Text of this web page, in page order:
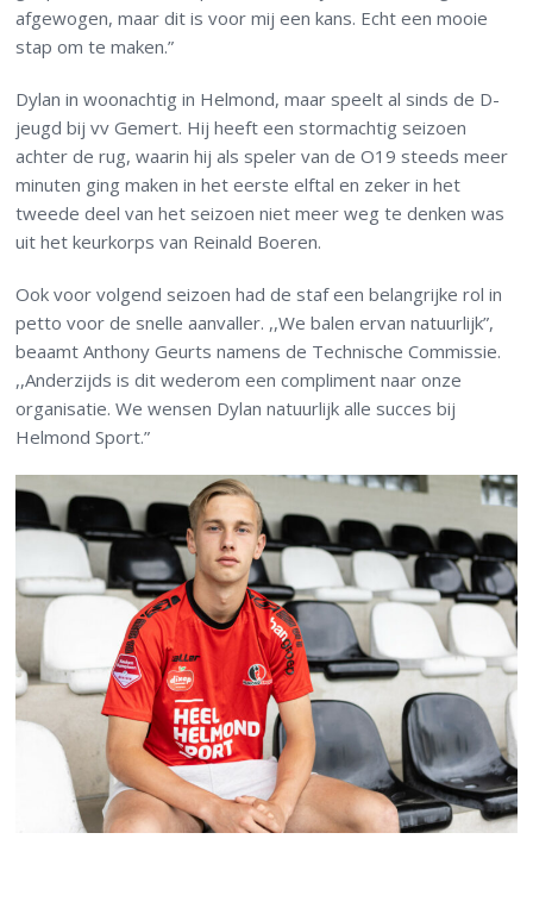
afgewogen, maar dit is voor mij een kans. Echt een mooie
stap om te maken.”
Dylan in woonachtig in Helmond, maar speelt al sinds de D-
jeugd bij vv Gemert. Hij heeft een stormachtig seizoen
achter de rug, waarin hij als speler van de O19 steeds meer
minuten ging maken in het eerste elftal en zeker in het
tweede deel van het seizoen niet meer weg te denken was
uit het keurkorps van Reinald Boeren.
Ook voor volgend seizoen had de staf een belangrijke rol in
petto voor de snelle aanvaller. ,,We balen ervan natuurlijk”,
beaamt Anthony Geurts namens de Technische Commissie.
,,Anderzijds is dit wederom een compliment naar onze
organisatie. We wensen Dylan natuurlijk alle succes bij
Helmond Sport.”